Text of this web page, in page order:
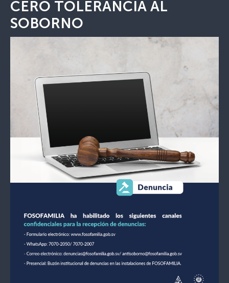
CERO TOLERANCIA AL
SOBORNO